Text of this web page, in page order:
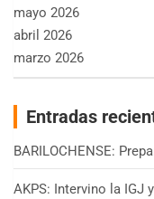
mayo 2026
abril 2026
marzo 2026
Entradas
BARILOCHENSE:
AKPS: Intervino la IGJ